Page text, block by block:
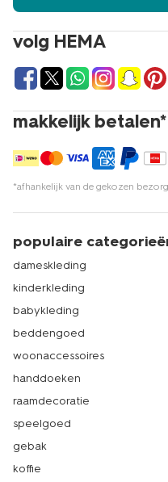
volg HEMA
makkelijk betalen*
*afhankelijk van de gekozen
populaire
dameskleding
kinderkleding
babykleding
beddengoed
woonaccessoires
handdoeken
raamdecoratie
speelgoed
gebak
koffie